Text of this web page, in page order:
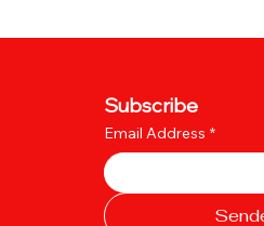
Subscribe
Email Address *